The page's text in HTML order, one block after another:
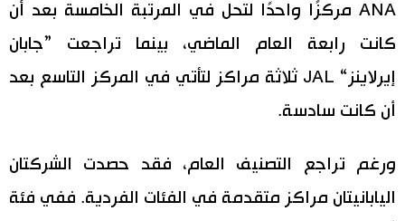
ANA مركزًا واحدًا لتحل في المرتبة الخامسة بعد أن
كانت رابعة العام الماضي، بينما تراجعت ”جابان
إيرلاينز“ JAL ثلاثة مراكز لتأتي في المركز التاسع بعد
أن كانت سادسة.
ورغم تراجع التصنيف العام، فقد حصدت الشركتان
اليابانيتان مراكز متقدمة في الفئات الفردية. ففي فئة